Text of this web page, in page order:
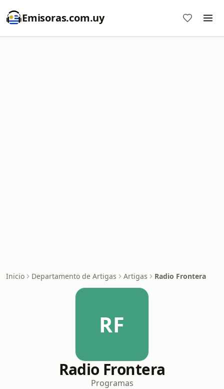
Emisoras.com.uy
Inicio Departamento de Artigas Artigas Radio Frontera
RF
Radio Frontera
Programas